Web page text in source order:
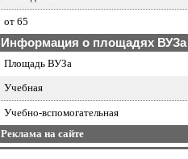
от 65
Информация о площадях ВУЗа
Площадь ВУЗа
Учебная
Учебно-вспомогательная
Реклама на сайте